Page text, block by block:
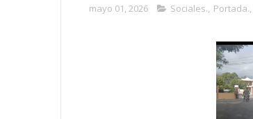
mayo 01, 2026 Sociales., Portada.,